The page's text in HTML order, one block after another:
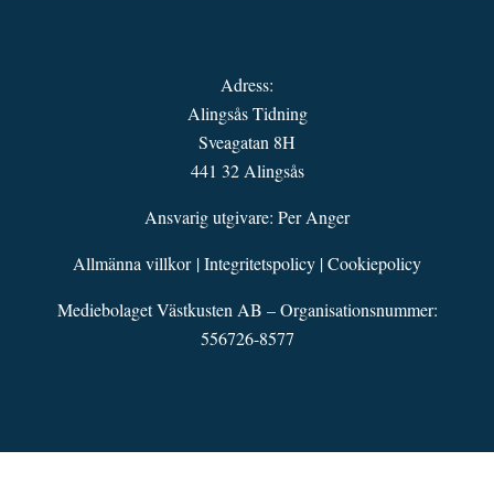
Adress:
Alingsås Tidning
Sveagatan 8H
441 32 Alingsås
Ansvarig utgivare: Per Anger
Allmänna villkor|Integritetspolicy |Cookiepolicy
Mediebolaget Västkusten AB – Organisationsnummer:
556726-8577